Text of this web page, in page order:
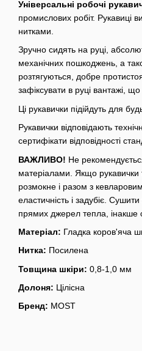
Універсальні робочі
промислових робіт. Рукавиці
нитками.
Зручно сидять на руці,
механічних пошкоджень, а
розтягуються, добре
зафіксувати в руці вантажі,
Ці рукавички підійдуть для
Рукавички відповідають
сертифікати відповідності
ВАЖЛИВО! Не
матеріалами. Якщо
розмокне і разом з
еластичність і задубіє.
прямих джерел тепла, інакше
Матеріал: Гладка коров'яча
Нитка: Посилена
Товщина шкіри: 0,8-1,0 мм
Долоня: Цілісна
Бренд: MOST